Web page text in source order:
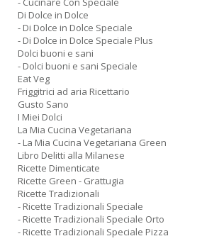
Di Dolce in Dolce
- Di Dolce in Dolce Speciale
- Di Dolce in Dolce Speciale Plus
Dolci buoni e sani
- Dolci buoni e sani Speciale
Eat Veg
Friggitrici ad aria Ricettario
Gusto Sano
I Miei Dolci
La Mia Cucina Vegetariana
- La Mia Cucina Vegetariana Green
Libro Delitti alla Milanese
Ricette Dimenticate
Ricette Green - Grattugia
Ricette Tradizionali
- Ricette Tradizionali Speciale
- Ricette Tradizionali Speciale Orto
- Ricette Tradizionali Speciale Pizza